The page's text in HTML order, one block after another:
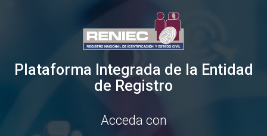
Plataforma Integrada de la Entidad
de Registro
Acceda con